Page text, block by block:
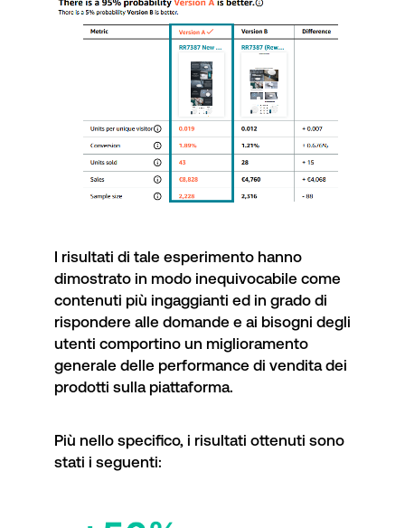
I risultati di tale esperimento hanno
dimostrato in modo inequivocabile come
contenuti più ingaggianti ed in grado di
rispondere alle domande e ai bisogni degli
utenti comportino un miglioramento
generale delle performance di vendita dei
prodotti sulla piattaforma.
Più nello specifico, i risultati ottenuti sono
stati i seguenti: